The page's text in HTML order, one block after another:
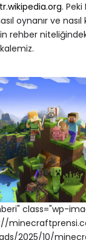
tr.wikipedia.org.
oynanır ve
rehber
class="wp-
2025/10/